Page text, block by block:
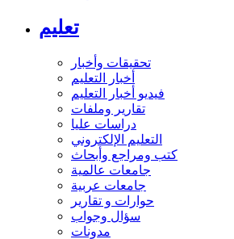
تعليم
تحقيقات وأخبار
أخبار التعليم
فيديو أخبار التعليم
تقارير وملفات
دراسات عليا
التعليم الإلكتروني
كتب ومراجع وأبحاث
جامعات عالمية
جامعات عربية
حوارات و تقارير
سؤال وجواب
مدونات